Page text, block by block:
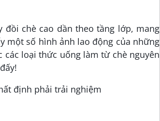
chè cao dần theo tầng lớp, mang
một số hình ảnh lao động của những
loại thức uống làm từ chè nguyên